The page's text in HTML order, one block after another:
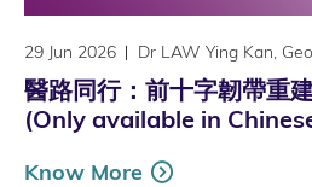
29 Jun 2026 Dr LAW Ying Kan,
醫路同行：前十字韌帶重
(Only available in
Know More